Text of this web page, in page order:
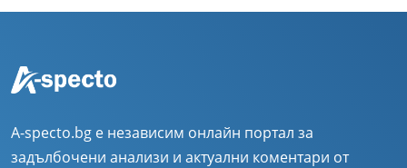
A-specto.bg е независим онлайн портал за
задълбочени анализи и актуални коментари от